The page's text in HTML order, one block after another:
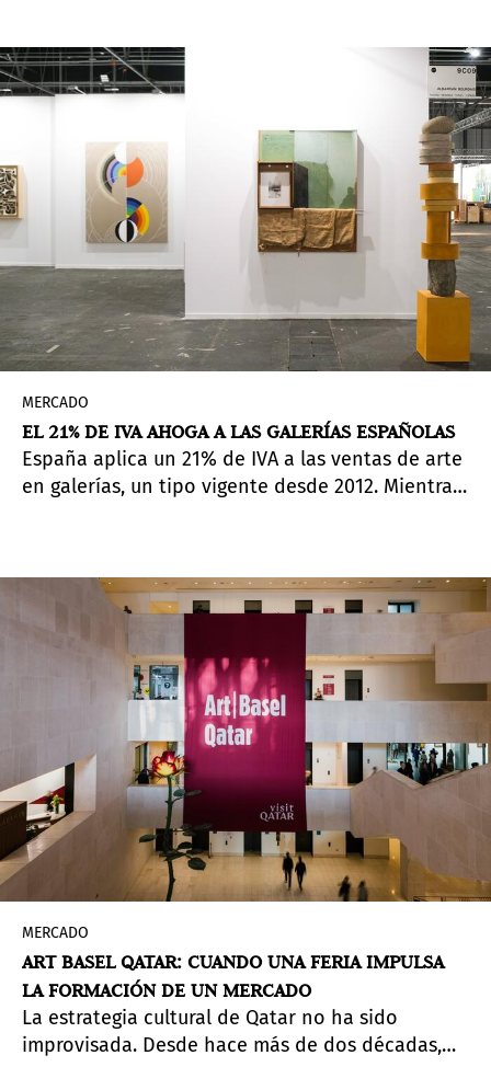
MERCADO
EL 21% DE IVA AHOGA A LAS GALERÍAS ESPAÑOLAS
España aplica un 21% de IVA a las ventas de arte
en galerías, un tipo vigente desde 2012. Mientras
galerías de arte contemporáneo, en cambio,
siguen sujetas al tipo general. Desde hace años,
el sector reclama un “IVA cultural” que equipare
el arte tanto al resto de industrias culturales
como a los estándares europeos. Hasta ahora,
esa rebaja no ha llegado.
MERCADO
ART BASEL QATAR: CUANDO UNA FERIA IMPULSA
LA FORMACIÓN DE UN MERCADO
La estrategia cultural de Qatar no ha sido
improvisada. Desde hace más de dos décadas,